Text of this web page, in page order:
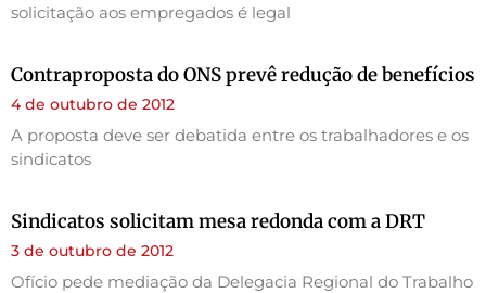
solicitação aos empregados é legal
Contraproposta do ONS prevê redução de benefícios
4 de outubro de 2012
A proposta deve ser debatida entre os trabalhadores e os
sindicatos
Sindicatos solicitam mesa redonda com a DRT
3 de outubro de 2012
Ofício pede mediação da Delegacia Regional do Trabalho